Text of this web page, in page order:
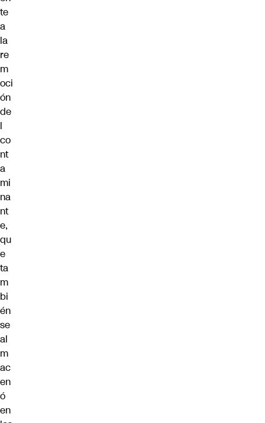
te
a
la
re
m
oci
ón
de
l
co
nt
a
mi
na
nt
e,
qu
e
ta
m
bi
én
se
al
m
ac
en
ó
en